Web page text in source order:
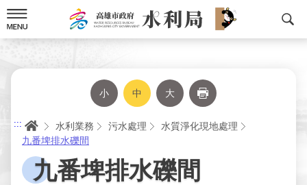
到
主
要
小 中 大
::: 首頁水利業務 污水處理
水質淨化現地處理
九番埤排水礫間
九番埤排水礫間